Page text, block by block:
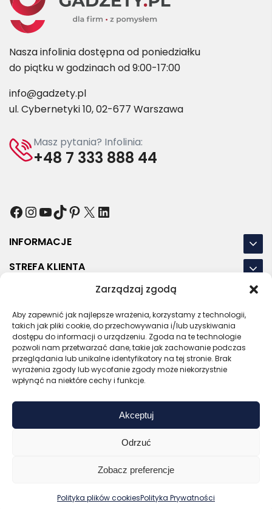
Zarządzaj zgodą
Aby zapewnić jak najlepsze wrażenia, korzystamy z technologii,
takich jak pliki cookie, do przechowywania i/lub uzyskiwania
dostępu do informacji o urządzeniu. Zgoda na te technologie
pozwoli nam przetwarzać dane, takie jak zachowanie podczas
przeglądania lub unikalne identyfikatory na tej stronie. Brak
wyrażenia zgody lub wycofanie zgody może niekorzystnie
wpłynąć na niektóre cechy i funkcje.
Akceptuj
Odrzuć
Zobacz preferencje
Polityka plików cookiesPolityka Prywatności
Nasza infolinia dostępna od poniedziałku
do piątku w godzinach od 9:00-17:00
info@gadzety.pl
ul. Cybernetyki 10, 02-677 Warszawa
Masz pytania? Infolinia:
+48 7 333 888 44
Facebook
Instagram
YouTube
TikTok
Pinterest
X LinkedIn
INFORMACJE
STREFA KLIENTA
NASZE LOKALIZACJE
OSTATNIE POSTY
RODOREGULAMINPOLITYKA PRYWATNOŚCI
Certyfikat SSL
Zaufany sprzedawca
Sprawdź opinie
Kup bez nadruku
Wyceń z logo
Zaloguj Start